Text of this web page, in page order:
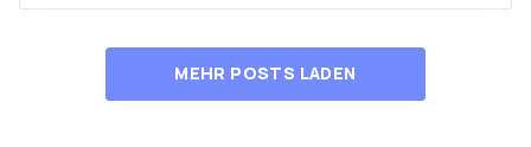
MEHR POSTS LADEN